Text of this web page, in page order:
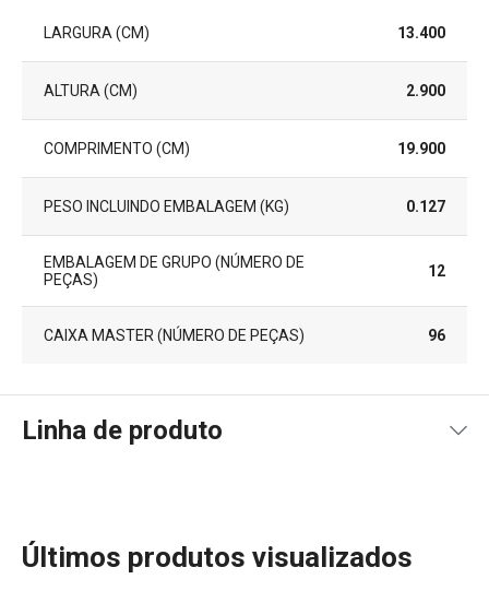
LARGURA (CM) 13.400
ALTURA (CM) 2.900
COMPRIMENTO (CM) 19.900
PESO INCLUINDO EMBALAGEM (KG) 0.127
EMBALAGEM DE GRUPO (NÚMERO DE
PEÇAS)
12
CAIXA MASTER (NÚMERO DE PEÇAS) 96
Linha de produto
Últimos produtos visualizados